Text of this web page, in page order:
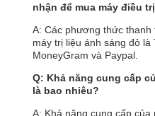
nhận để mua máy điều
A: Các phương thức
máy trị liệu ánh sáng đỏ là
MoneyGram và Paypal.
Q: Khả năng cung cấp
là bao nhiêu?
A: Khả năng cung cấp